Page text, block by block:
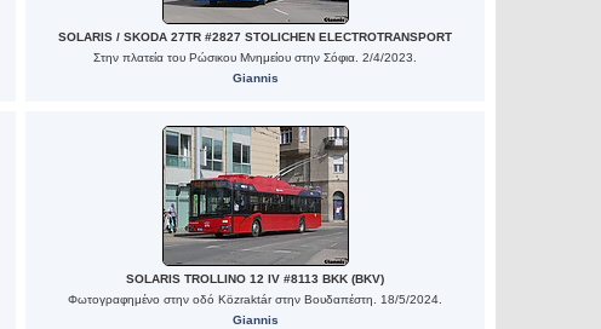
SOLARIS / SKODA 27TR #2827 STOLICHEN ELECTROTRANSPORT
Στην πλατεία του Ρώσικου Μνημείου στην Σόφια. 2/4/2023.
Giannis
SOLARIS TROLLINO 12 IV #8113 BKK (BKV)
Φωτογραφημένο στην οδό Közraktár στην Βουδαπέστη. 18/5/2024.
Giannis